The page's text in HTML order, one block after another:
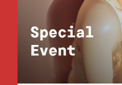
신논현점